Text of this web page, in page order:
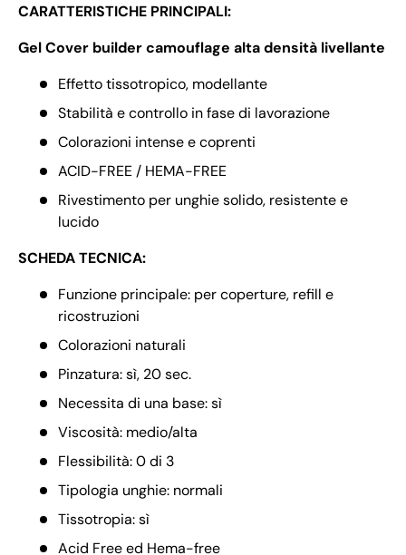
CARATTERISTICHE PRINCIPALI:
Gel Cover builder camouflage alta densità livellante
Effetto tissotropico, modellante
Stabilità e controllo in fase di lavorazione
Colorazioni intense e coprenti
ACID-FREE / HEMA-FREE
Rivestimento per unghie solido, resistente e
lucido
SCHEDA TECNICA:
Funzione principale: per coperture, refill e
ricostruzioni
Colorazioni naturali
Pinzatura: sì, 20 sec.
Necessita di una base: sì
Viscosità: medio/alta
Flessibilità: 0 di 3
Tipologia unghie: normali
Tissotropia: sì
Acid Free ed Hema-free